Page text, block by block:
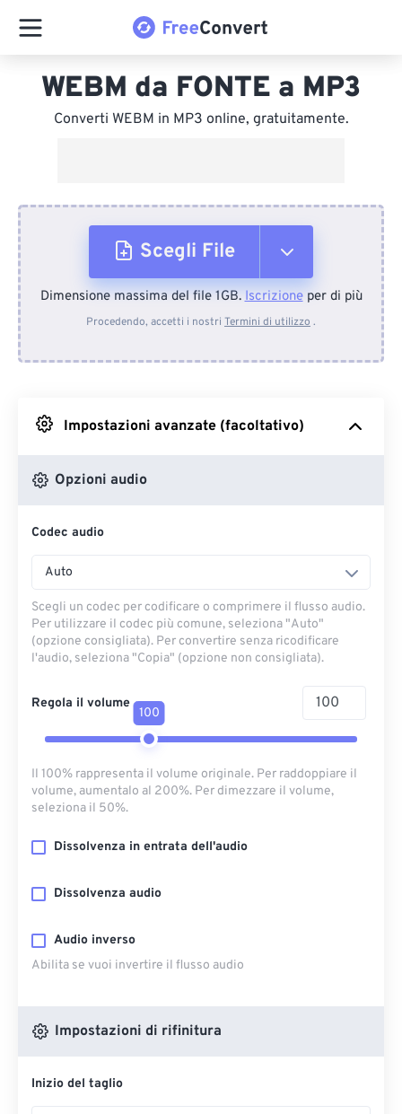
WEBM da FONTE a MP3
Converti WEBM in MP3 online, gratuitamente.
Scegli File
Dal dispositivo
Da Google Drive
Dimensione massima del file 1GB.Iscrizioneper di più
Procedendo, accetti i nostri Termini di utilizzo .
Impostazioni avanzate (facoltativo)
Opzioni audio
Codec audio
Auto
Scegli un codec per codificare o comprimere il flusso audio.
Per utilizzare il codec più comune, seleziona "Auto"
(opzione consigliata). Per convertire senza ricodificare
l'audio, seleziona "Copia" (opzione non consigliata).
Regola il volume
100
Il 100% rappresenta il volume originale. Per raddoppiare il
volume, aumentalo al 200%. Per dimezzare il volume,
seleziona il 50%.
Dissolvenza in entrata dell'audio
Dissolvenza audio
Audio inverso
Abilita se vuoi invertire il flusso audio
Impostazioni di rifinitura
Inizio del taglio